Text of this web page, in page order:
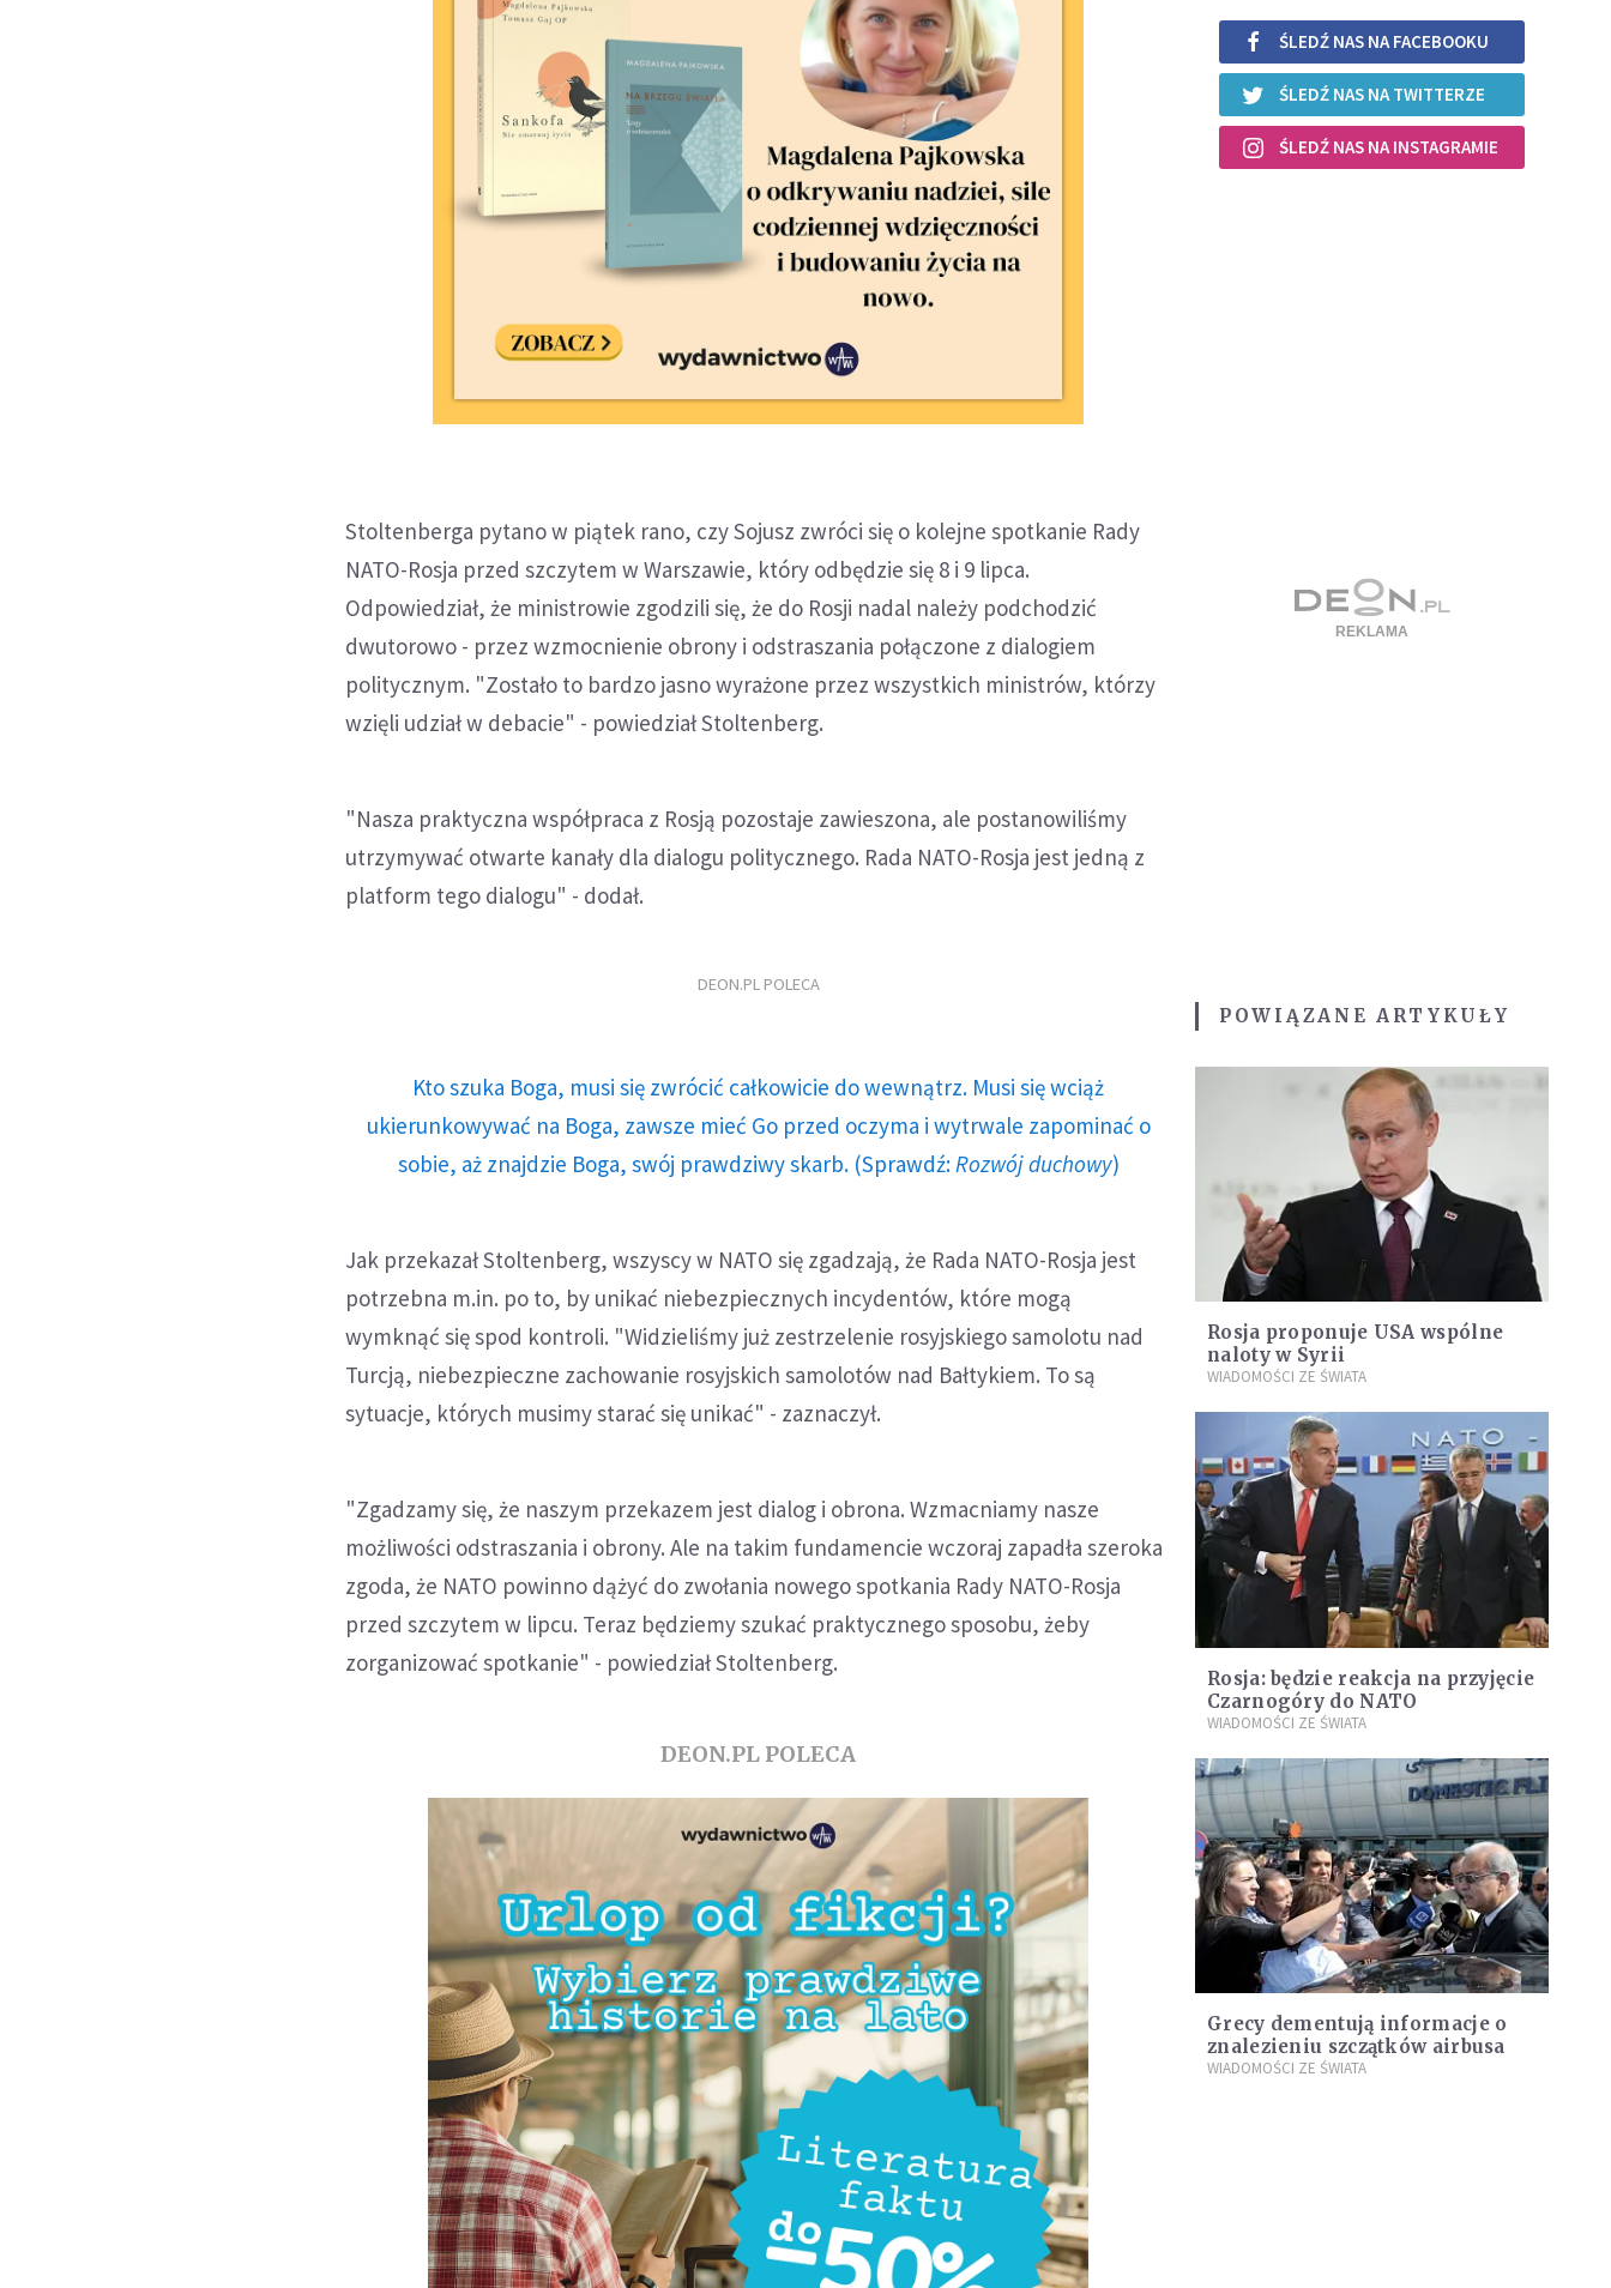
Stoltenberga pytano w piątek rano, czy Sojusz zwróci się o kolejne spotkanie Rady
NATO-Rosja przed szczytem w Warszawie, który odbędzie się 8 i 9 lipca.
Odpowiedział, że ministrowie zgodzili się, że do Rosji nadal należy podchodzić
dwutorowo - przez wzmocnienie obrony i odstraszania połączone z dialogiem
politycznym. "Zostało to bardzo jasno wyrażone przez wszystkich ministrów, którzy
wzięli udział w debacie" - powiedział Stoltenberg.
"Nasza praktyczna współpraca z Rosją pozostaje zawieszona, ale postanowiliśmy
utrzymywać otwarte kanały dla dialogu politycznego. Rada NATO-Rosja jest jedną z
platform tego dialogu" - dodał.
DEON.PL POLECA
Kto szuka Boga, musi się zwrócić całkowicie do wewnątrz. Musi się wciąż
ukierunkowywać na Boga, zawsze mieć Go przed oczyma i wytrwale zapominać o
sobie, aż znajdzie Boga, swój prawdziwy skarb. (Sprawdź: Rozwój duchowy)
Jak przekazał Stoltenberg, wszyscy w NATO się zgadzają, że Rada NATO-Rosja jest
potrzebna m.in. po to, by unikać niebezpiecznych incydentów, które mogą
wymknąć się spod kontroli. "Widzieliśmy już zestrzelenie rosyjskiego samolotu nad
Turcją, niebezpieczne zachowanie rosyjskich samolotów nad Bałtykiem. To są
sytuacje, których musimy starać się unikać" - zaznaczył.
"Zgadzamy się, że naszym przekazem jest dialog i obrona. Wzmacniamy nasze
możliwości odstraszania i obrony. Ale na takim fundamencie wczoraj zapadła szeroka
zgoda, że NATO powinno dążyć do zwołania nowego spotkania Rady NATO-Rosja
przed szczytem w lipcu. Teraz będziemy szukać praktycznego sposobu, żeby
zorganizować spotkanie" - powiedział Stoltenberg.
DEON.PL POLECA
ŚLEDŹ NAS NA FACEBOOKU
ŚLEDŹ NAS NA TWITTERZE
ŚLEDŹ NAS NA INSTAGRAMIE
POWIĄZANE ARTYKUŁY
Rosja proponuje USA wspólne
naloty w Syrii
WIADOMOŚCI ZE ŚWIATA
Rosja: będzie reakcja na przyjęcie
Czarnogóry do NATO
WIADOMOŚCI ZE ŚWIATA
Grecy dementują informacje o
znalezieniu szczątków airbusa
WIADOMOŚCI ZE ŚWIATA